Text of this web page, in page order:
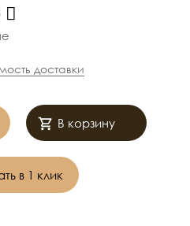
доставки
В корзину
в 1 клик